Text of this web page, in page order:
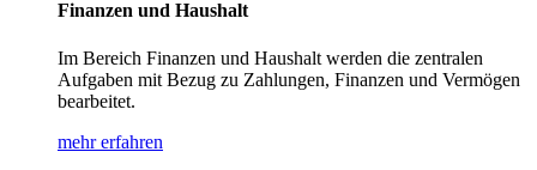
Finanzen und Haushalt
Im Bereich Finanzen und Haushalt werden die zentralen
Aufgaben mit Bezug zu Zahlungen, Finanzen und Vermögen
bearbeitet.
mehr erfahren